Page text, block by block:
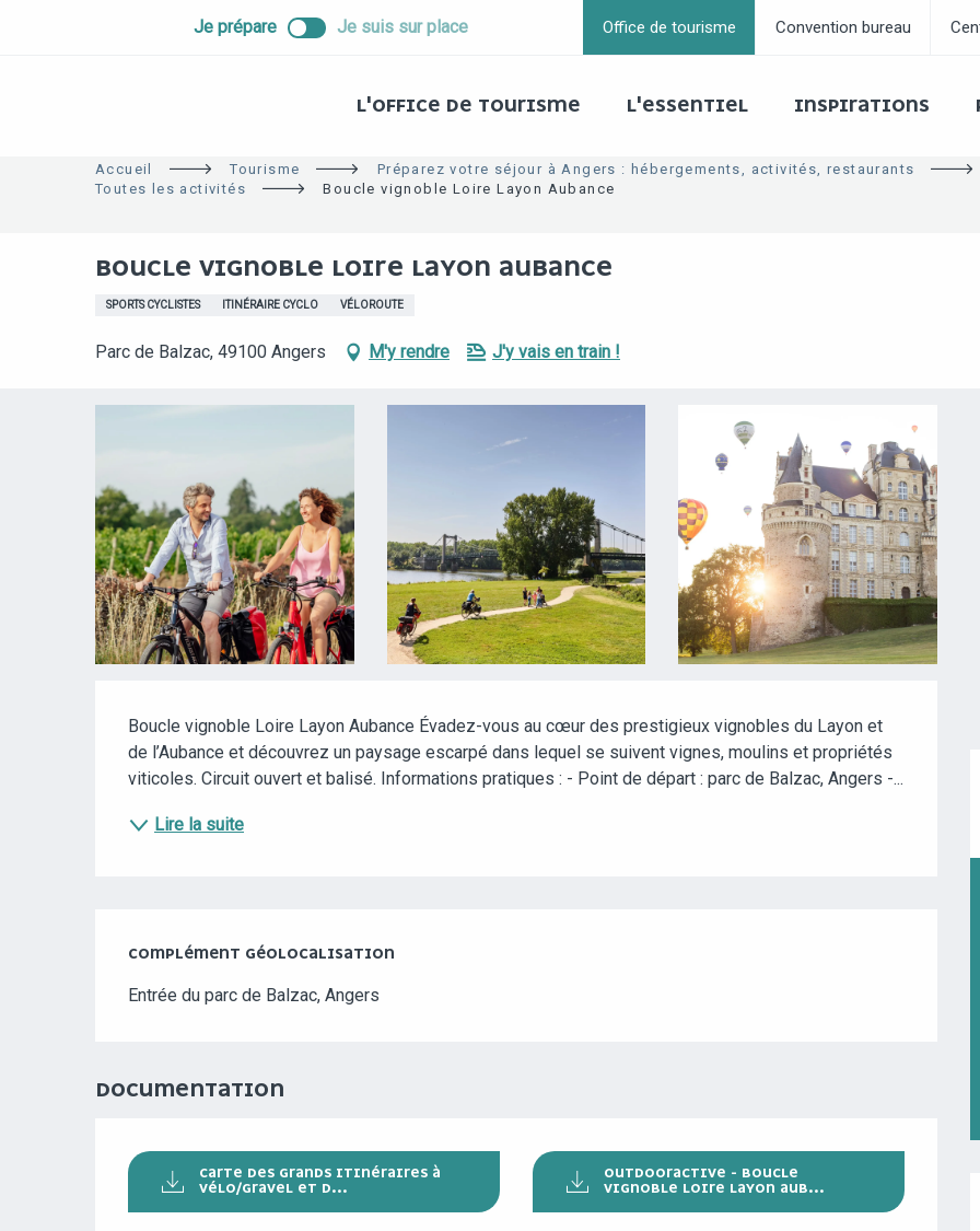
Je prépare Je suis sur place Office de tourisme Convention bureau
L'OFFICE DE TOURISME L'ESSENTIEL INSPIRATIONS
Accueil Tourisme Préparez votre séjour à Angers : hébergements, activités, restaurants
Toutes les activités
Boucle vignoble Loire Layon Aubance
BOUCLE VIGNOBLE LOIRE LAYON AUBANCE
SPORTS CYCLISTES ITINÉRAIRE CYCLO VÉLOROUTE
Parc de Balzac, 49100 Angers M'y rendre J'y vais en train !
Boucle vignoble Loire Layon Aubance Évadez-vous au cœur des prestigieux vignobles du Layon et
de l’Aubance et découvrez un paysage escarpé dans lequel se suivent vignes, moulins et propriétés
viticoles. Circuit ouvert et balisé. Informations pratiques : - Point de départ : parc de Balzac, Angers -...
Lire la suite
COMPLÉMENT GÉOLOCALISATION
COMPLÉMENT GÉOLOCALISATION
Entrée du parc de Balzac, Angers
DOCUMENTATION
CARTE DES GRANDS ITINÉRAIRES À
VÉLO/GRAVEL ET D...
OUTDOORACTIVE - BOUCLE
VIGNOBLE LOIRE LAYON AUB...